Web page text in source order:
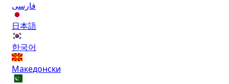
فارسی
日本語
한국어
Македонски